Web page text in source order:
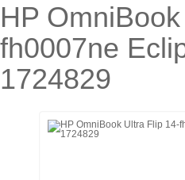
HP
fh0007ne
1724829